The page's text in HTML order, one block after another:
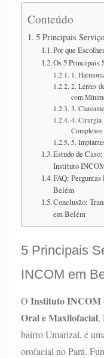
Conteúdo
5 Principais
Por que
Os 5 Principais
1.
2. Lentes
com
3.
4. Cirurgia
5.
Estudo de
Instituto
FAQ:
Belém
Conclusão:
em Belém
5 Principais
INCOM em
O Instituto INCOM
Oral e Maxilofacial,
bairro Umarizal, é
orofacial no Pará.